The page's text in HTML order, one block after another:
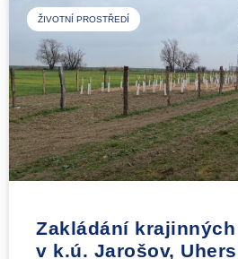
ŽIVOTNÍ PROSTŘEDÍ
Zakládání krajinných
v k.ú. Jarošov,